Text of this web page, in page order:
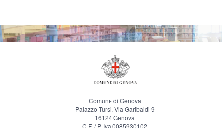
Comune di Genova
Palazzo Tursi, Via Garibaldi 9
16124 Genova
C.F. / P. Iva 0085930102